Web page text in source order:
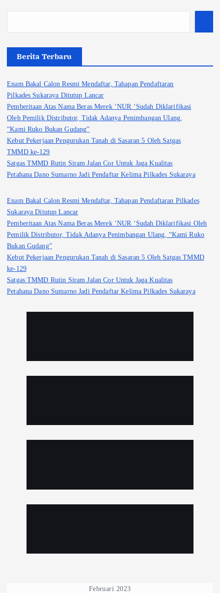
Berita Terbaru
Enam Bakal Calon Resmi Mendaftar, Tahapan Pendaftaran
Pilkades Sukaraya Ditutup Lancar
Pemberitaan Atas Nama Beras Merek ‘NUR ‘Sudah Diklarifikasi
Oleh Pemilik Distributor, Tidak Adanya Penimbangan Ulang,
“Kami Ruko Bukan Gudang”
Kebut Pekerjaan Pengurukan Tanah di Sasaran 5 Oleh Satgas
TMMD ke-129
Satgas TMMD Rutin Siram Jalan Cor Untuk Jaga Kualitas
Petahana Dano Sumarno Jadi Pendaftar Kelima Pilkades Sukaraya
Enam Bakal Calon Resmi Mendaftar, Tahapan Pendaftaran Pilkades
Sukaraya Ditutup Lancar
Pemberitaan Atas Nama Beras Merek ‘NUR ‘Sudah Diklarifikasi Oleh
Pemilik Distributor, Tidak Adanya Penimbangan Ulang, “Kami Ruko
Bukan Gudang”
Kebut Pekerjaan Pengurukan Tanah di Sasaran 5 Oleh Satgas TMMD
ke-129
Satgas TMMD Rutin Siram Jalan Cor Untuk Jaga Kualitas
Petahana Dano Sumarno Jadi Pendaftar Kelima Pilkades Sukaraya
Februari 2023